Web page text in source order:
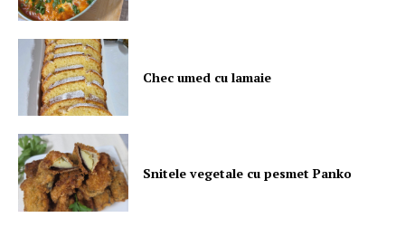
Chec umed cu lamaie
Snitele vegetale cu pesmet Panko